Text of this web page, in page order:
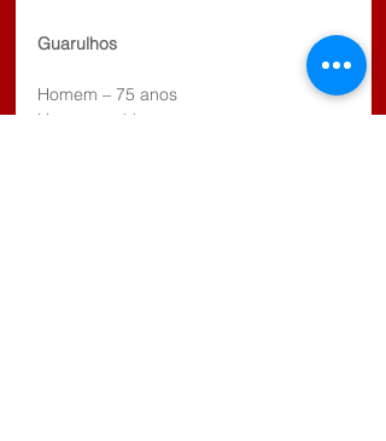
Guarulhos
Homem – 75 anos
Homem  - 44 anos